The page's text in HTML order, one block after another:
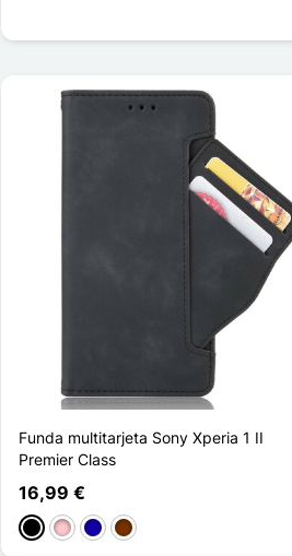
Funda multitarjeta Sony Xperia 1 II
Premier Class
16,99 €
NegroRosaAzul oscuro
Café